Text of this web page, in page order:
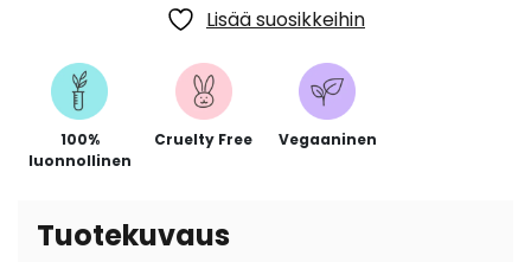
Lisää suosikkeihin
100%
luonnollinen
Cruelty Free Vegaaninen
Tuotekuvaus